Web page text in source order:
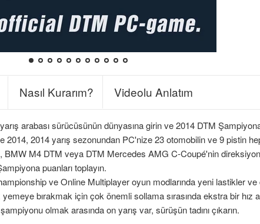
Nasıl Kurarım? Videolu Anlatım
arabası sürücüsünün dünyasına girin ve 2014 DTM
2014, 2014 yarış sezonundan PC'nize 23 otomobilin ve 9 pistin
BMW M4 DTM veya DTM Mercedes AMG C-Coupé'nin
puanları toplayın.
ve Online Multiplayer oyun modlarında yeni lastikler ve
bırakmak için çok önemli sollama sırasında ekstra bir hız
olmak arasında on yarış var, sürüşün tadını çıkarın.